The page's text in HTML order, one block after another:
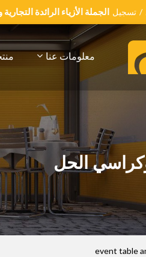
/ تسجيل الجملة الأزياء الرائدة
معلومات عنا
الحل
event table